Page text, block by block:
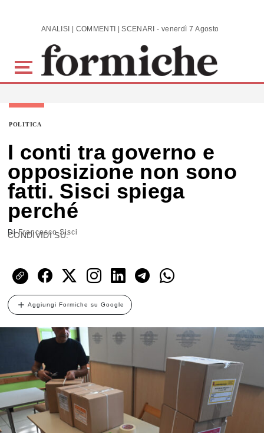
Skip to main content ANALISI | COMMENTI | SCENARI - venerdì 7 Agosto 2026
POLITICA
I conti tra governo e
opposizione non sono
fatti. Sisci spiega
perché
DiFrancesco Sisci
CONDIVIDI SU:
Aggiungi Formiche su Google